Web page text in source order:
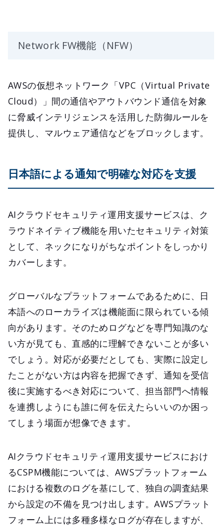
Network FW機能（NFW）
AWSの仮想ネットワーク「VPC（Virtual Private
Cloud）」間の通信やアウトバウンド通信を対象
に脅威インテリジェンスを活用した防御ルールを
提供し、マルウェア通信などをブロックします。
日本語による通知で明確な対応を支援
AIクラウドセキュリティ運用支援サービスは、ク
ラウドネイティブ機能を用いたセキュリティ対策
として、ネックになりがちなポイントをしっかり
カバーします。
グローバルなプラットフォームであるために、日
本語へのローカライズは機能面に限られている傾
向があります。そのためログなどを専門知識のな
い方が見ても、直感的に理解できないことが多い
でしょう。対応が必要だとしても、実際に設定し
たことがない方は内容を把握できず、通知を受信
後に実施するべき対応について、担当部門へ情報
を連携しようにも誰に何を伝えたらいいのか困っ
てしまう場面が想像できます。
AIクラウドセキュリティ運用支援サービスにおけ
るCSPM機能については、AWSプラットフォーム
における複数のログを基にして、独自の調査結果
から設定の不備を見つけ出します。AWSプラット
フォーム上には多種多様なログが存在しますが、